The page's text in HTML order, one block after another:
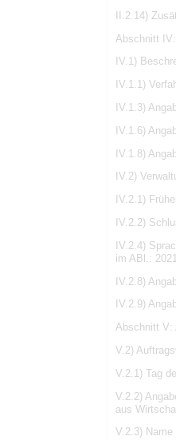
II.2.14)
Abschnitt
IV.1)
IV.1.1)
IV.1.3)
IV.1.6)
IV.1.8)
IV.2)
IV.2.1)
IV.2.2)
IV.2.4)
im ABl.:
IV.2.8)
IV.2.9)
Abschnitt V:
V.2)
V.2.1) Tag
V.2.2)
aus
V.2.3)